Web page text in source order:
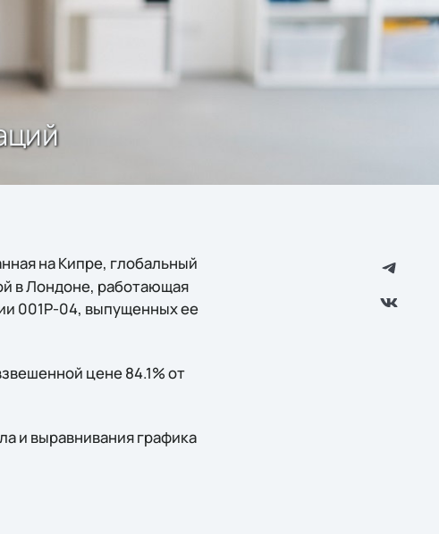
на Кипре, глобальный
в Лондоне, работающая
001P-04, выпущенных ее
цене 84.1% от
и выравнивания графика